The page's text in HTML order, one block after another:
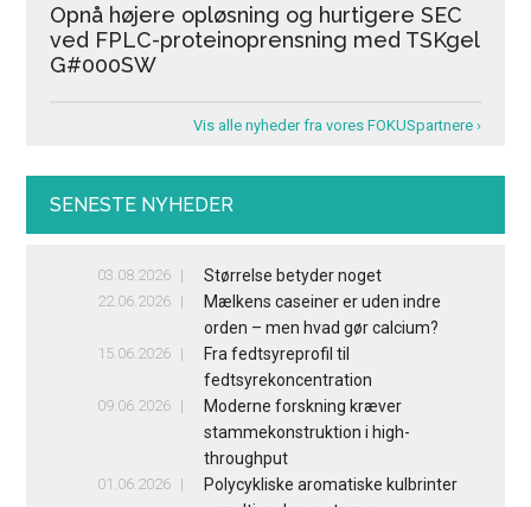
Opnå højere opløsning og hurtigere SEC
ved FPLC-proteinoprensning med TSKgel
G#000SW
Vis alle nyheder fra vores FOKUSpartnere ›
SENESTE NYHEDER
03.08.2026 Størrelse betyder noget
22.06.2026
Mælkens caseiner er uden indre
orden – men hvad gør calcium?
15.06.2026
Fra fedtsyreprofil til
fedtsyrekoncentration
09.06.2026
Moderne forskning kræver
stammekonstruktion i high-
throughput
01.06.2026
Polycykliske aromatiske kulbrinter